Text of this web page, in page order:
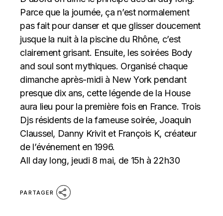
Parce que la journée, ça n’est normalement
pas fait pour danser et que glisser doucement
jusque la nuit à la piscine du Rhône, c’est
clairement grisant. Ensuite, les soirées Body
and soul sont mythiques. Organisé chaque
dimanche après-midi à New York pendant
presque dix ans, cette légende de la House
aura lieu pour la première fois en France. Trois
Djs résidents de la fameuse soirée, Joaquin
Claussel, Danny Krivit et François K, créateur
de l’événement en 1996.
All day long, jeudi 8 mai, de 15h à 22h30
PARTAGER